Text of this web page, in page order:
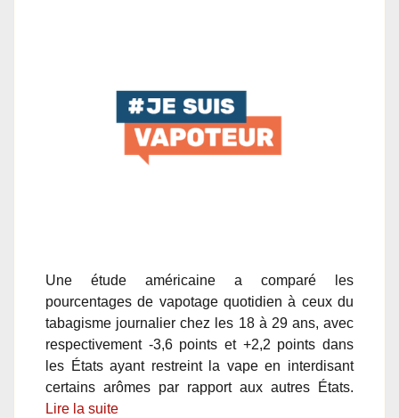
Une étude américaine a comparé les
pourcentages de vapotage quotidien à ceux du
tabagisme journalier chez les 18 à 29 ans, avec
respectivement -3,6 points et +2,2 points dans
les États ayant restreint la vape en interdisant
certains arômes par rapport aux autres États.
Lire la suite